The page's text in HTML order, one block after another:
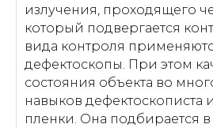
излучения, проходящего
который подвергается
вида контроля
дефектоскопы. При этом
состояния объекта во
навыков дефектоскописта
пленки. Она подбирается в